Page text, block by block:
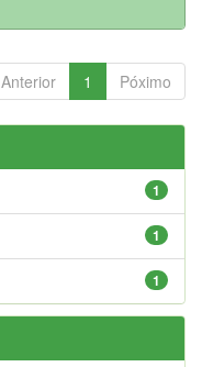
Anterior 1 Póximo
1
1
1